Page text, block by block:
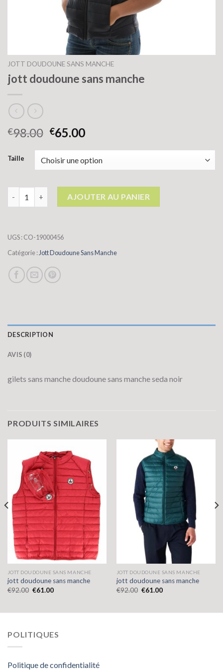
JOTT DOUDOUNE SANS MANCHE
jott doudoune sans manche
€98.00 €65.00
Taille
quantité de jott doudoune sans manche
AJOUTER AU PANIER
UGS :CO-19000456
Catégorie :Jott Doudoune Sans Manche
DESCRIPTION
AVIS (0)
gilets sans manche doudoune sans manche seda noir
PRODUITS SIMILAIRES
JOTT DOUDOUNE SANS MANCHE
jott doudoune sans manche
€92.00 €61.00
JOTT DOUDOUNE SANS MANCHE
jott doudoune sans manche
€92.00 €61.00
POLITIQUES
Politique de confidentialité